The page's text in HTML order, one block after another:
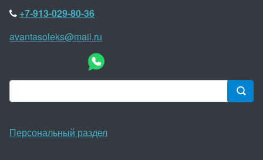
+7-913-029-80-36
avantasoleks@mail.ru
Персональный раздел